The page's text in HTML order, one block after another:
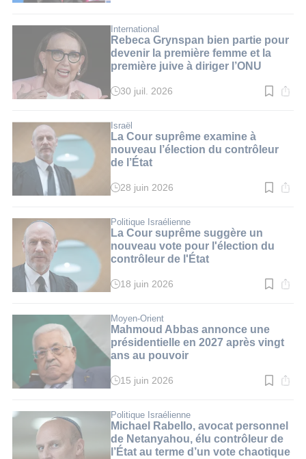
:
2
min.
International
Rebeca Grynspan bien partie pour
devenir la première femme et la
première juive à diriger l’ONU
Temps
:
3
min.
30 juil. 2026
Israël
La Cour suprême examine à
nouveau l’élection du contrôleur
de l’État
Temps
:
2
min.
28 juin 2026
Politique Israélienne
La Cour suprême suggère un
nouveau vote pour l'élection du
contrôleur de l'État
Temps
:
3
min.
18 juin 2026
Moyen-Orient
Mahmoud Abbas annonce une
présidentielle en 2027 après vingt
ans au pouvoir
Temps
:
3
min.
15 juin 2026
Politique Israélienne
Michael Rabello, avocat personnel
de Netanyahou, élu contrôleur de
l’État au terme d’un vote chaotique